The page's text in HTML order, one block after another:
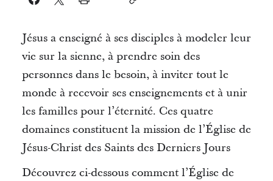
Jésus a enseigné à ses disciples à modeler leur
vie sur la sienne, à prendre soin des
personnes dans le besoin, à inviter tout le
monde à recevoir ses enseignements et à unir
les familles pour l’éternité. Ces quatre
domaines constituent la mission de l’Église de
Jésus-Christ des Saints des Derniers Jours
Découvrez ci-dessous comment l’Église de